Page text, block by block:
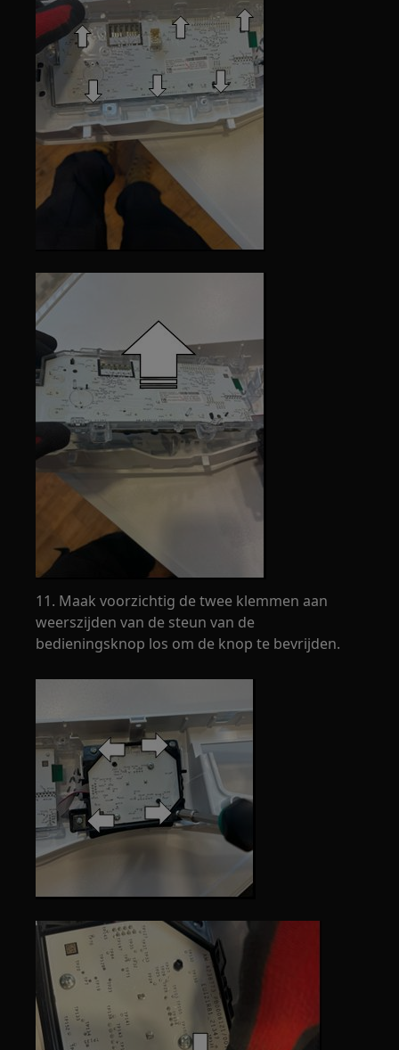
11. Maak voorzichtig de twee klemmen aan
weerszijden van de steun van de
bedieningsknop los om de knop te bevrijden.